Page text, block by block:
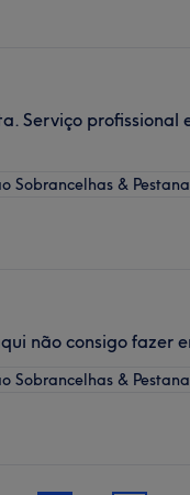
Serviço profissional
Sobrancelhas &
não consigo fazer
Sobrancelhas &